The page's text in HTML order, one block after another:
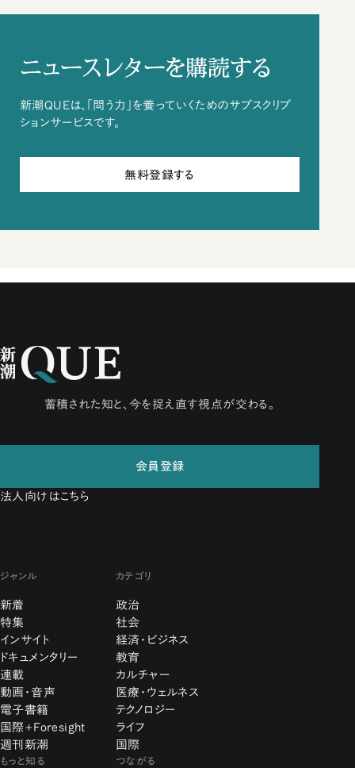
ニュースレターを購読する
新潮QUEは、「問う力」を養っていくためのサブスクリプ
ションサービスです。
無料登録する
蓄積された知と、今を捉え直す視点が交わる。
会員登録
法人向けはこちら
ジャンル
新着
特集
インサイト
ドキュメンタリー
連載
動画・音声
電子書籍
国際+Foresight
週刊新潮
カテゴリ
政治
社会
経済・ビジネス
教育
カルチャー
医療・ウェルネス
テクノロジー
ライフ
国際
もっと知る つながる